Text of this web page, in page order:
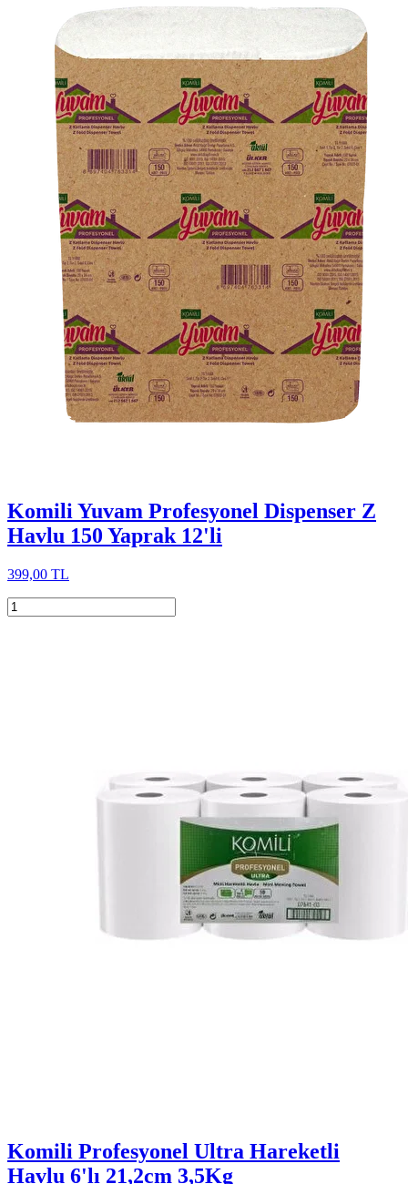
Komili Yuvam Profesyonel Dispenser Z
Havlu 150 Yaprak 12'li
399,00 TL
Komili Profesyonel Ultra Hareketli
Havlu 6'lı 21,2cm 3,5Kg